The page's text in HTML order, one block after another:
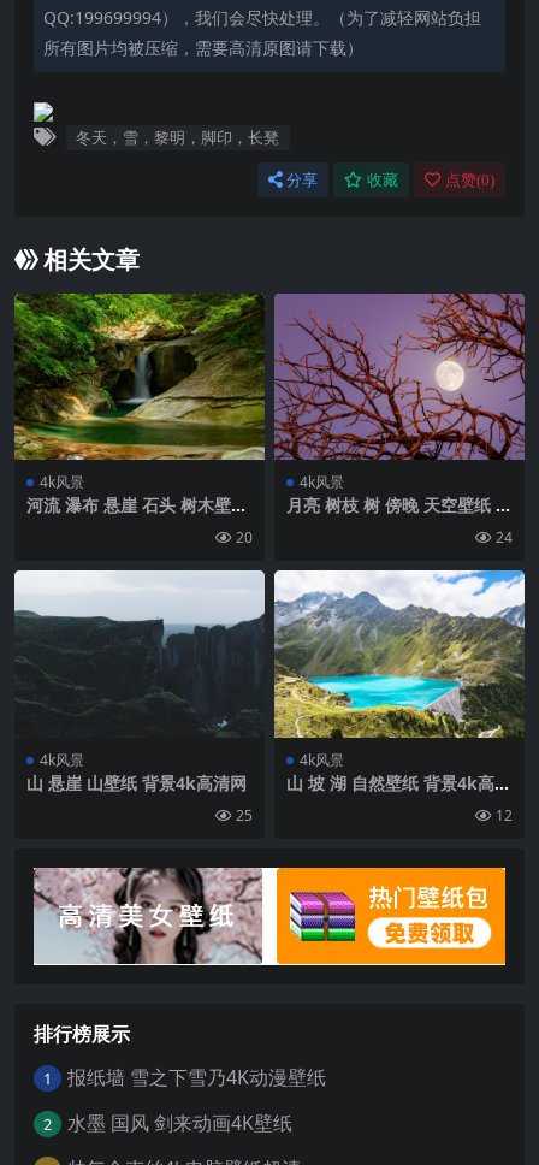
QQ:199699994），我们会尽快处理。（为了减轻网站负担
所有图片均被压缩，需要高清原图请下载）
冬天，雪，黎明，脚印，长凳
分享 收藏 点赞(0)
相关文章
4k风景
河流 瀑布 悬崖 石头 树木壁纸
20
4k风景
月亮 树枝 树 傍晚 天空壁纸 背
24
4k风景
山 悬崖 山壁纸 背景4k高清网
25
4k风景
山 坡 湖 自然壁纸 背景4k高清
12
排行榜展示
1 报纸墙 雪之下雪乃4K动漫壁纸
2 水墨 国风 剑来动画4K壁纸